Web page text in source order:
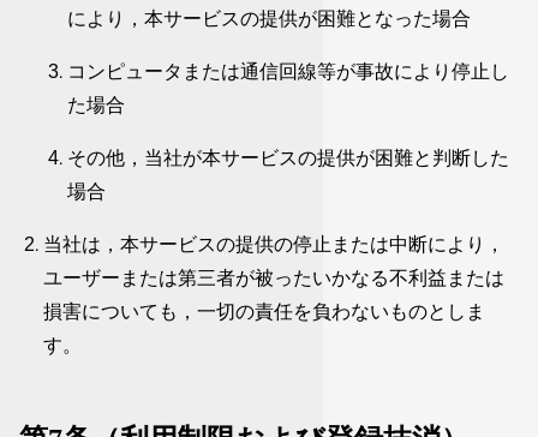
により，本サービスの提供が困難となった場合
コンピュータまたは通信回線等が事故により停止し
た場合
その他，当社が本サービスの提供が困難と判断した
場合
当社は，本サービスの提供の停止または中断により，
ユーザーまたは第三者が被ったいかなる不利益または
損害についても，一切の責任を負わないものとしま
す。